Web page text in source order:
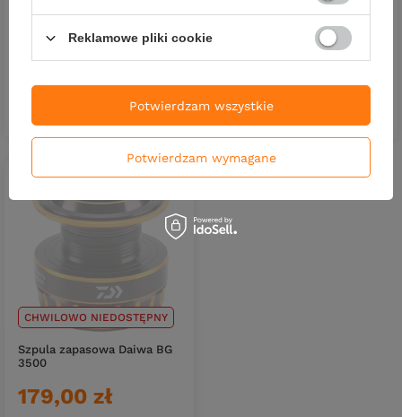
Kołowrotek Daiwa BG 3500
616,29 zł
DO KOSZYKA
Kołowrotek Daiwa BG 3000
633,90 zł
Ilość produktów
CHWILOWO NIEDOSTĘPNY
Szpula zapasowa Daiwa BG
3500
179,00 zł
Reklamowe pliki cookie
Potwierdzam wymagane
Potwierdzam wszystkie